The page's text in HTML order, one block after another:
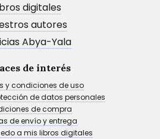
digitales
autores
Abya-Yala
de interés
y condiciones de uso
de datos personales
de compra
de envío y entrega
a mis libros digitales